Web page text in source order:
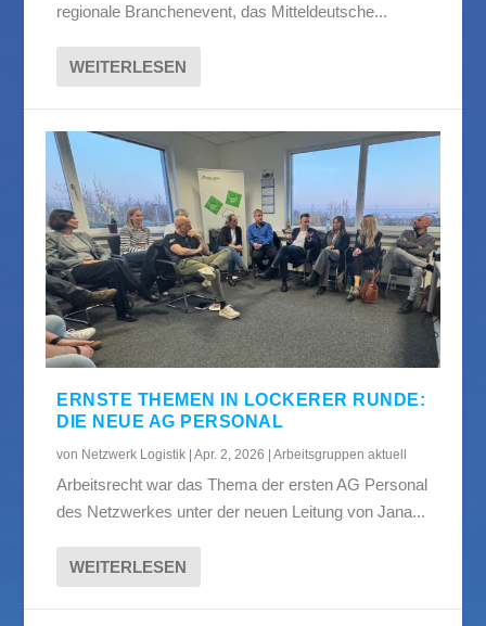
regionale Branchenevent, das Mitteldeutsche...
WEITERLESEN
ERNSTE THEMEN IN LOCKERER RUNDE:
DIE NEUE AG PERSONAL
von Netzwerk Logistik |Apr. 2, 2026 |Arbeitsgruppen aktuell
Arbeitsrecht war das Thema der ersten AG Personal
des Netzwerkes unter der neuen Leitung von Jana...
WEITERLESEN